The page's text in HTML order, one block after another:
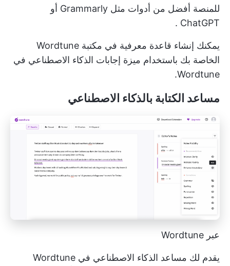
للمنصة أفضل من أدوات مثل Grammarly
أو
ChatGPT
.
يمكنك إنشاء قاعدة معرفية
في مكتبة Wordtune
الخاصة بك باستخدام ميزة إجابات الذكاء الاصطناعي في
Wordtune.
مساعد الكتابة بالذكاء الاصطناعي
عبر Wordtune
يقدم لك مساعد الذكاء الاصطناعي في Wordtune